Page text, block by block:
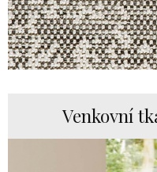
Venkovní